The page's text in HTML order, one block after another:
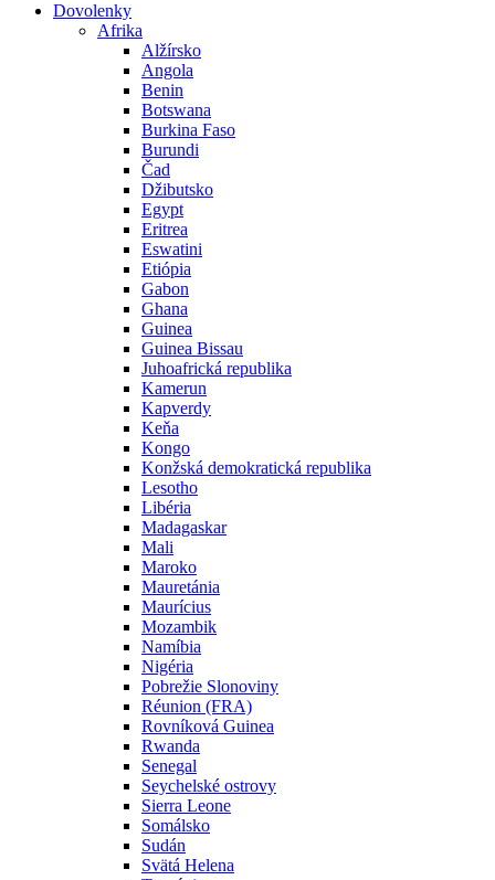
Dovolenky
Afrika
Alžírsko
Angola
Benin
Botswana
Burkina Faso
Burundi
Čad
Džibutsko
Egypt
Eritrea
Eswatini
Etiópia
Gabon
Ghana
Guinea
Guinea Bissau
Juhoafrická republika
Kamerun
Kapverdy
Keňa
Kongo
Konžská demokratická republika
Lesotho
Libéria
Madagaskar
Mali
Maroko
Mauretánia
Maurícius
Mozambik
Namíbia
Nigéria
Pobrežie Slonoviny
Réunion (FRA)
Rovníková Guinea
Rwanda
Senegal
Seychelské ostrovy
Sierra Leone
Somálsko
Sudán
Svätá Helena